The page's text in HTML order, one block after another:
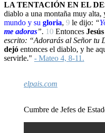
LA TENTACIÓN EN EL
diablo a una montaña muy alta,
mundo y su gloria, 9 le dijo: “
me adoras”. 10 Entonces Jesús
escrito: “Adorarás al Señor tu
dejó entonces el diablo, y he
servirle." - Mateo 4, 8-11.
elpais.com
Cumbre de Jefes de